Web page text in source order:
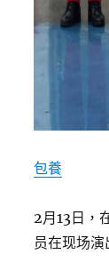
包養
2月13日，
员在现场演